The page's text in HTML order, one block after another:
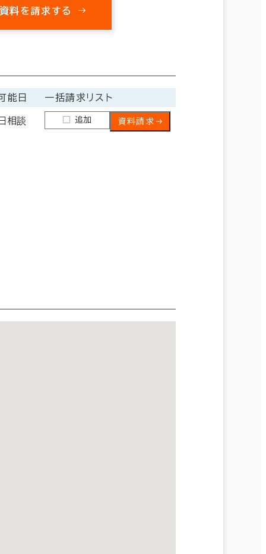
料を請求する
能日 一括請求リスト
相談 追加 資料請求